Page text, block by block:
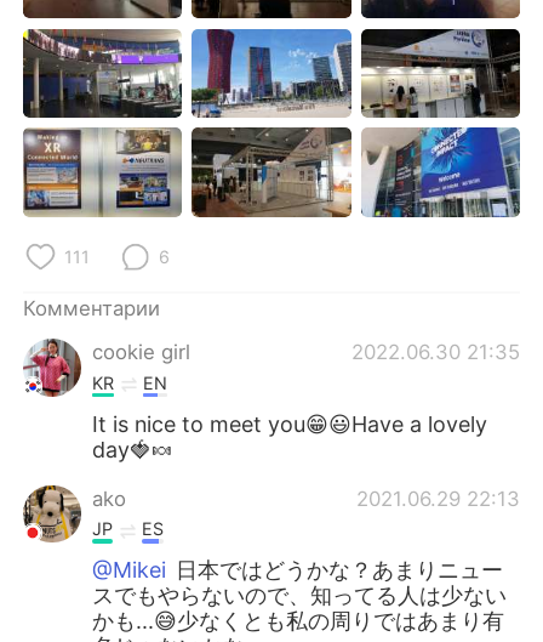
한국어 ไทย
Indonesia Italiano
Türkçe Tiếng Việt
Português
111 6
Комментарии
cookie girl
2022.06.30 21:35
KR EN
It is nice to meet you😁😃Have a lovely
day🍓🍬
ako 2021.06.29 22:13
JP ES
@Mikei 日本ではどうかな？あまりニュー
スでもやらないので、知ってる人は少ない
かも...😅少なくとも私の周りではあまり有